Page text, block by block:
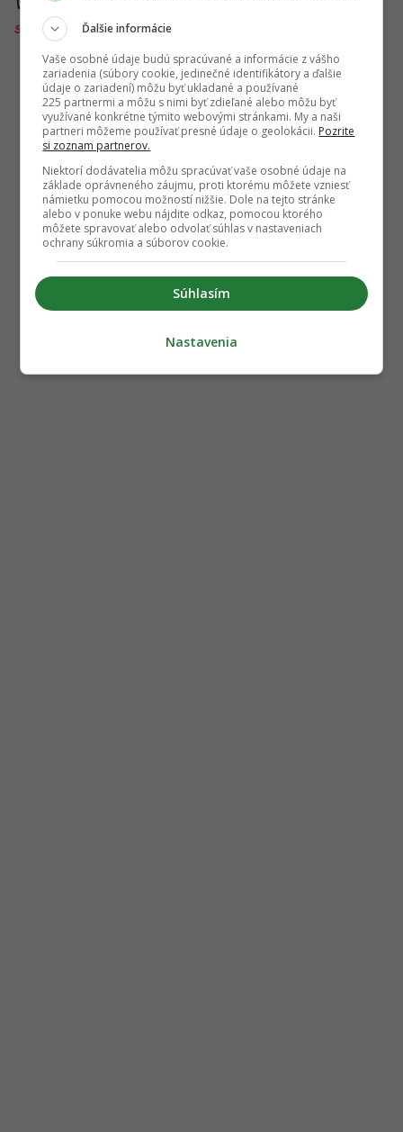
slovaci, supertajfún,taiwan
Ďalšie informácie
Vaše osobné údaje budú spracúvané a informácie z vášho
zariadenia (súbory cookie, jedinečné identifikátory a ďalšie
údaje o zariadení) môžu byť ukladané a používané
225 partnermi a môžu s nimi byť zdieľané alebo môžu byť
využívané konkrétne týmito webovými stránkami. My a naši
partneri môžeme používať presné údaje o geolokácii. Pozrite
si zoznam partnerov.
Niektorí dodávatelia môžu spracúvať vaše osobné údaje na
základe oprávneného záujmu, proti ktorému môžete vzniesť
námietku pomocou možností nižšie. Dole na tejto stránke
alebo v ponuke webu nájdite odkaz, pomocou ktorého
môžete spravovať alebo odvolať súhlas v nastaveniach
ochrany súkromia a súborov cookie.
Súhlasím
Nastavenia